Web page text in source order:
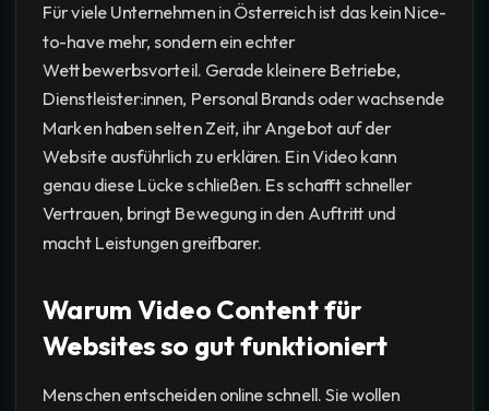
Für viele Unternehmen in Österreich ist das kein Nice-
to-have mehr, sondern ein echter
Wettbewerbsvorteil. Gerade kleinere Betriebe,
Dienstleister:innen, Personal Brands oder wachsende
Marken haben selten Zeit, ihr Angebot auf der
Website ausführlich zu erklären. Ein Video kann
genau diese Lücke schließen. Es schafft schneller
Vertrauen, bringt Bewegung in den Auftritt und
macht Leistungen greifbarer.
Warum Video Content für
Websites so gut funktioniert
Menschen entscheiden online schnell. Sie wollen